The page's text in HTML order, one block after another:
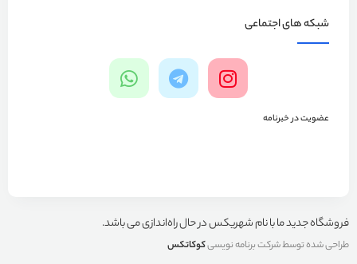
شبکه های اجتماعی
عضویت در خبرنامه
فروشگاه جدید ما با نام شهریکس در حال راه‌اندازی می باشد.
طراحی شده توسط شرکت برنامه نویسیکوکاتکس